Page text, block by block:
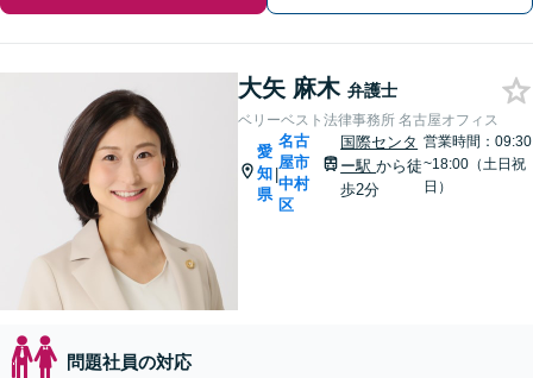
大矢 麻木 弁護士
ベリーベスト法律事務所 名古屋オフィス
愛
知
県
|
名古
屋市
中村
区
国際センタ
ー駅から徒
歩2分
営業時間：09:30
~18:00（土日祝
日）
問題社員の対応